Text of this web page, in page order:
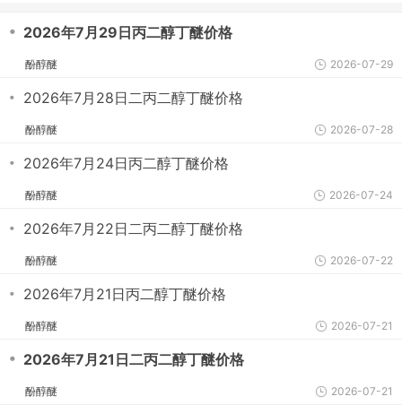
・ 2026年7月29日丙二醇丁醚价格
酚醇醚 2026-07-29
・ 2026年7月28日二丙二醇丁醚价格
酚醇醚 2026-07-28
・ 2026年7月24日丙二醇丁醚价格
酚醇醚 2026-07-24
・ 2026年7月22日二丙二醇丁醚价格
酚醇醚 2026-07-22
・ 2026年7月21日丙二醇丁醚价格
酚醇醚 2026-07-21
・ 2026年7月21日二丙二醇丁醚价格
酚醇醚 2026-07-21